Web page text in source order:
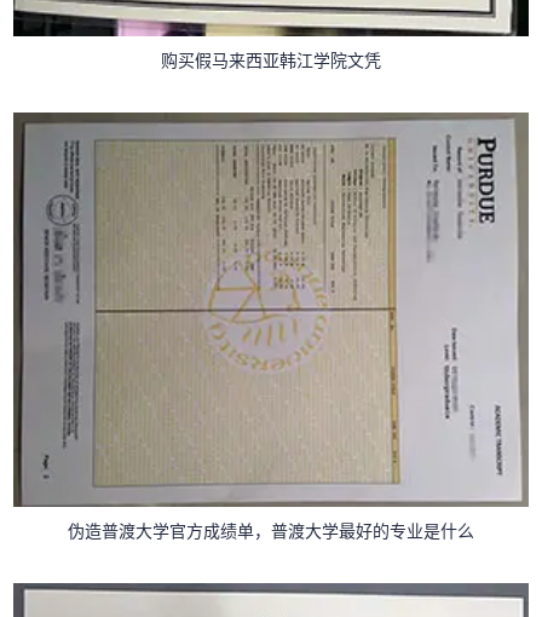
购买假马来西亚韩江学院文凭
伪造普渡大学官方成绩单，普渡大学最好的专业是什么